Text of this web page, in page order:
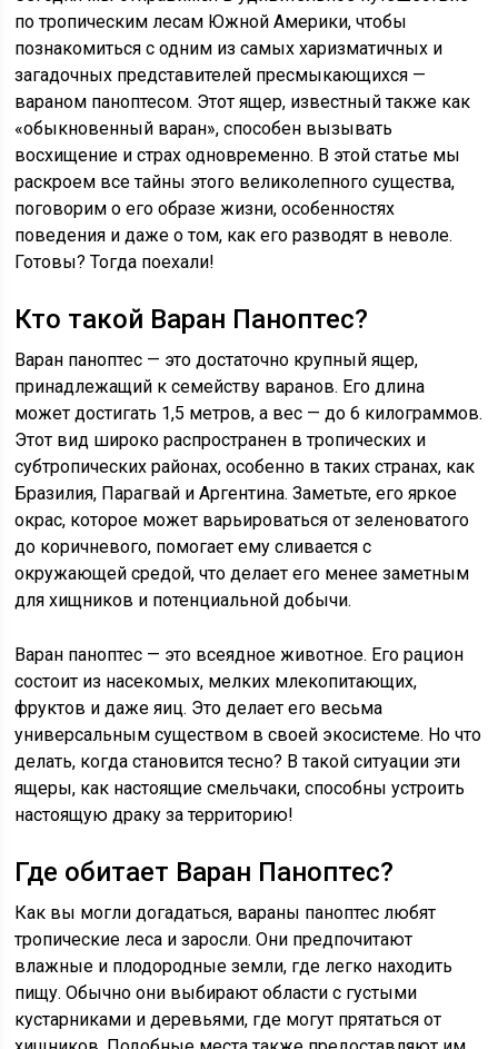
по тропическим лесам Южной Америки, чтобы
познакомиться с одним из самых харизматичных и
загадочных представителей пресмыкающихся —
вараном паноптесом. Этот ящер, известный также как
«обыкновенный варан», способен вызывать
восхищение и страх одновременно. В этой статье мы
раскроем все тайны этого великолепного существа,
поговорим о его образе жизни, особенностях
поведения и даже о том, как его разводят в неволе.
Готовы? Тогда поехали!
Кто такой Варан Паноптес?
Варан паноптес — это достаточно крупный ящер,
принадлежащий к семейству варанов. Его длина
может достигать 1,5 метров, а вес — до 6 килограммов.
Этот вид широко распространен в тропических и
субтропических районах, особенно в таких странах, как
Бразилия, Парагвай и Аргентина. Заметьте, его яркое
окрас, которое может варьироваться от зеленоватого
до коричневого, помогает ему сливается с
окружающей средой, что делает его менее заметным
для хищников и потенциальной добычи.
Варан паноптес — это всеядное животное. Его рацион
состоит из насекомых, мелких млекопитающих,
фруктов и даже яиц. Это делает его весьма
универсальным существом в своей экосистеме. Но что
делать, когда становится тесно? В такой ситуации эти
ящеры, как настоящие смельчаки, способны устроить
настоящую драку за территорию!
Где обитает Варан Паноптес?
Как вы могли догадаться, вараны паноптес любят
тропические леса и заросли. Они предпочитают
влажные и плодородные земли, где легко находить
пищу. Обычно они выбирают области с густыми
кустарниками и деревьями, где могут прятаться от